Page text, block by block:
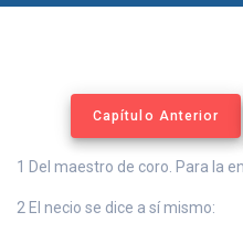
Capítulo Anterior
1 Del maestro de coro. Para la
2 El necio se dice a sí mismo: